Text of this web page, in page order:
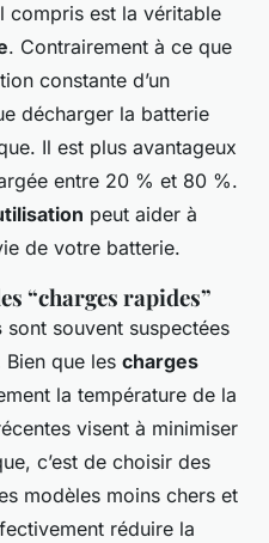
compris est la véritable
. Contrairement à ce que
constante d’un
décharger la batterie
Il est plus avantageux
entre 20 % et 80 %.
peut aider à
de votre batterie.
“charges rapides”
sont souvent suspectées
que les charges
la température de la
visent à minimiser
c’est de choisir des
modèles moins chers et
réduire la